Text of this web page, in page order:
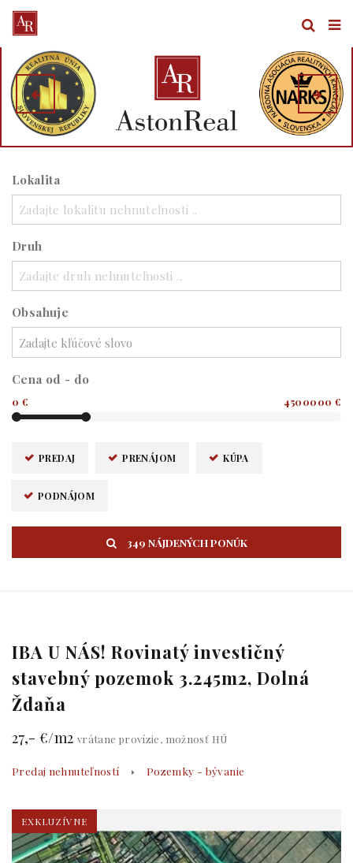
Lokalita
Zadajte lokalitu nehnuteľnosti ..
Druh
Zadajte druh nehnuteľnosti ..
Obsahuje
Cena od - do
0 € 4500000 €
PREDAJ PRENÁJOM KÚPA
PODNÁJOM
349 NÁJDENÝCH PONÚK
IBA U NÁS! Rovinatý investičný
stavebný pozemok 3.245m2, Dolná
Ždaňa
27,- €/m2 vrátane provízie, možnosť HÚ
Predaj nehnuteľností Pozemky - bývanie
EXKLUZÍVNE